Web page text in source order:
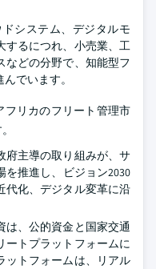
システム、デジタルモ
するにつれ、小売業、工
などの分野で、知能型フ
でいます。
フリカのフリート管理市
府主導の取り組みが、サ
推進し、ビジョン2030
代化、デジタル変革に沿
は、公的資金と国家交通
ートプラットフォームに
ットフォームは、リアル